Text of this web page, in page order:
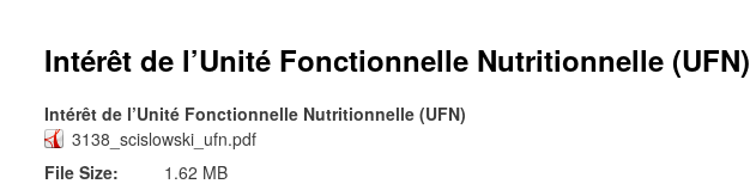
Intérêt de l’Unité Fonctionnelle Nutritionnelle (UFN)
Intérêt de l’Unité Fonctionnelle Nutritionnelle (UFN)
3138_scislowski_ufn.pdf
File Size:
1.62 MB